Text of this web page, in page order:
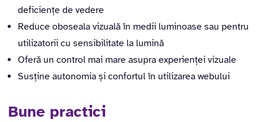
deficiențe de vedere
Reduce oboseala vizuală în medii luminoase sau pentru
utilizatorii cu sensibilitate la lumină
Oferă un control mai mare asupra experienței vizuale
Susține autonomia și confortul în utilizarea webului
Bune practici